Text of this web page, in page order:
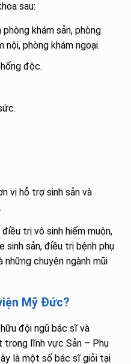
sau:
khám sản, phòng
nội, phòng khám ngoại.
độc.
vị hỗ trợ sinh sản và
trị vô sinh hiếm muộn,
sinh sản, điều trị bệnh phụ
những chuyên ngành mũi
Mỹ Đức?
đội ngũ bác sĩ và
trong lĩnh vực Sản – Phụ
là một số bác sĩ giỏi tại